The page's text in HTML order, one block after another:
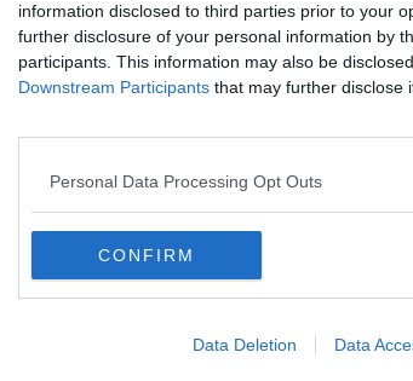
information disclosed to third parties prior to your
further disclosure of your personal information by
participants. This information may also be
Downstream Participants that may further disclose
Personal Data Processing Opt Outs
CONFIRM
Data Deletion Data
del tempo
come me